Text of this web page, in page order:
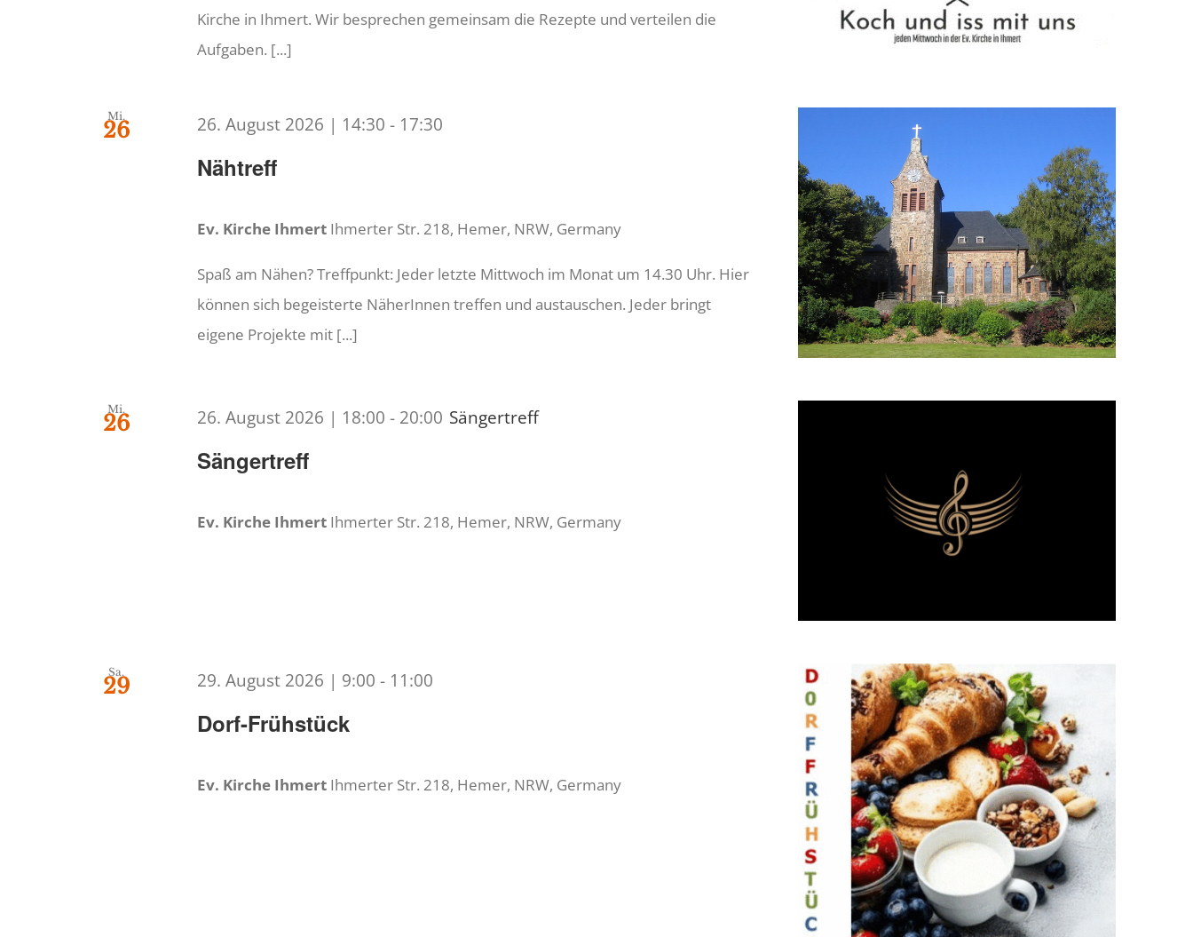
Kirche in Ihmert. Wir besprechen gemeinsam die Rezepte und verteilen die
Aufgaben. [...]
Mi.
26
Nähtreff
26. August 2026 | 14:30 - 17:30
Ev. Kirche Ihmert Ihmerter Str. 218, Hemer, NRW, Germany
Spaß am Nähen? Treffpunkt: Jeder letzte Mittwoch im Monat um 14.30 Uhr. Hier
können sich begeisterte NäherInnen treffen und austauschen. Jeder bringt
eigene Projekte mit [...]
Mi.
26
Sängertreff
26. August 2026 | 18:00 - 20:00 Sängertreff
Ev. Kirche Ihmert Ihmerter Str. 218, Hemer, NRW, Germany
Sa.
29
Dorf-Frühstück
29. August 2026 | 9:00 - 11:00
Ev. Kirche Ihmert Ihmerter Str. 218, Hemer, NRW, Germany